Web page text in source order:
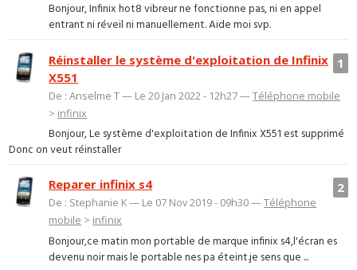
Bonjour, Infinix hot8 vibreur ne fonctionne pas, ni en appel
entrant ni réveil ni manuellement. Aide moi svp.
1
Réinstaller le système d'exploitation de Infinix
X551
De : Anselme T — Le 20 Jan 2022 - 12h27 —Téléphone mobile
> infinix
Bonjour, Le système d'exploitation de Infinix X551 est supprimé
Donc on veut réinstaller
2
Reparer infinix s4
De : Stephanie K — Le 07 Nov 2019 - 09h30 —Téléphone
mobile > infinix
Bonjour,ce matin mon portable de marque infinix s4,l'écran es
devenu noir mais le portable nes pa éteint.je sens que ...